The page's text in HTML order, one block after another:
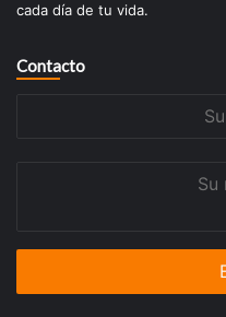
cada día de tu vida.
Contacto